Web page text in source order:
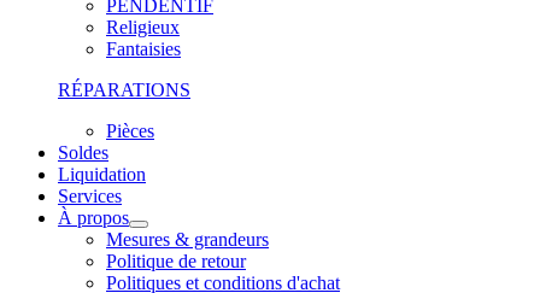
PENDENTIF
Religieux
Fantaisies
RÉPARATIONS
Pièces
Soldes
Liquidation
Services
À propos
Mesures & grandeurs
Politique de retour
Politiques et conditions d'achat